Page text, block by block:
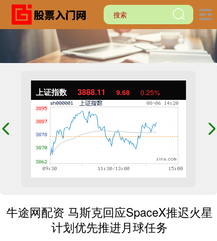
上证指数 3888.11 9.68 0.25%
牛途网配资 马斯克回应SpaceX推迟火星
计划优先推进月球任务